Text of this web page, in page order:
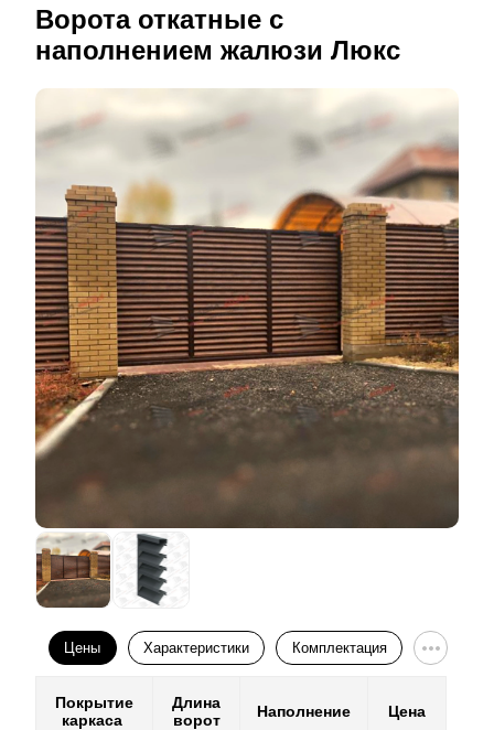
Ворота откатные с
наполнением жалюзи Люкс
Цены Характеристики Комплектация
Покрытие
каркаса
Длина
ворот
Наполнение Цена